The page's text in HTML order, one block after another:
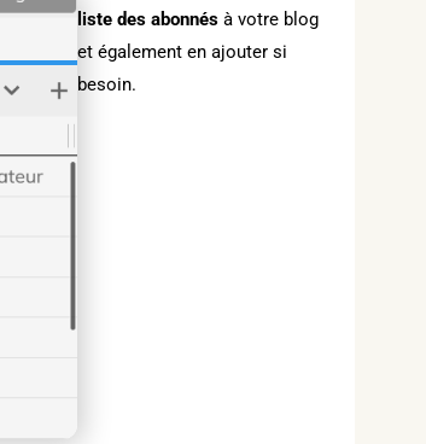
liste des abonnésà votre blog
et également en ajouter si
besoin.